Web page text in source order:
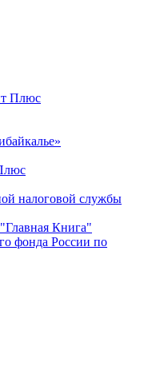
Плюс
налоговой службы
Книга"
фонда России по